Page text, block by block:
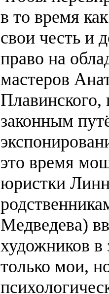
в то время
свои честь и
право на
мастеров
законным
это время
юристки
Медведева)
художников
только мои,